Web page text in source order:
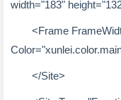
width="183"
<Frame
</Site>